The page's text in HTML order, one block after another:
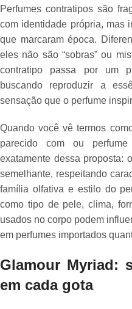
Perfumes contratipos são
com identidade própria, mas
que marcaram época.
eles não são “sobras” ou
contratipo passa por um
buscando reproduzir a
sensação que o perfume
Quando você vê termos
parecido com ou
exatamente dessa proposta:
semelhante, respeitando
família olfativa e estilo do
como tipo de pele, clima,
usados no corpo podem
em perfumes importados
Glamour Myriad:
em cada gota